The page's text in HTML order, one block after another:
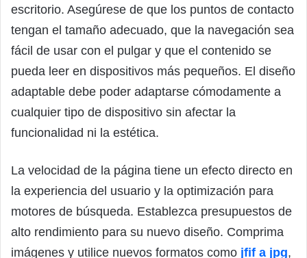
escritorio. Asegúrese de que los puntos de contacto
tengan el tamaño adecuado, que la navegación sea
fácil de usar con el pulgar y que el contenido se
pueda leer en dispositivos más pequeños. El diseño
adaptable debe poder adaptarse cómodamente a
cualquier tipo de dispositivo sin afectar la
funcionalidad ni la estética.
La velocidad de la página tiene un efecto directo en
la experiencia del usuario y la optimización para
motores de búsqueda. Establezca presupuestos de
alto rendimiento para su nuevo diseño. Comprima
imágenes y utilice nuevos formatos como jfif a jpg,